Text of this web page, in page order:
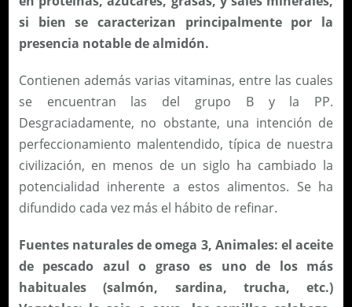
si bien se caracterizan principalmente por la
presencia notable de almidón.
Contienen además varias vitaminas, entre las cuales
se encuentran las del grupo B y la PP.
Desgraciadamente, no obstante, una intención de
perfeccionamiento malentendido, típica de nuestra
civilización, en menos de un siglo ha cambiado la
potencialidad inherente a estos alimentos. Se ha
difundido cada vez más el hábito de refinar.
Fuentes naturales de omega 3, Animales: el aceite
de pescado azul o graso es uno de los más
habituales (salmón, sardina, trucha, etc.)